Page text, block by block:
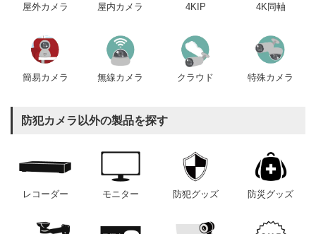
屋外カメラ 屋内カメラ 4KIP 4K同軸
簡易カメラ 無線カメラ クラウド 特殊カメラ
防犯カメラ以外の製品を探す
レコーダー モニター 防犯グッズ 防災グッズ